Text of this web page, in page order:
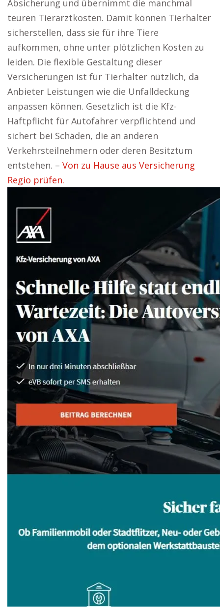
Absicherung und übernimmt die manchmal
teuren Tierarztkosten. Damit können Tierhalter
sicherstellen, dass sie für ihre Tiere
aufkommen, ohne unter plötzlichen Kosten zu
leiden. Die flexible Gestaltung dieser
Versicherungen ist für Tierhalter nützlich, da
Anbieter Leistungen wie die Unfalldeckung
anpassen können. Gesetzlich ist die Kfz-
Haftpflicht für Autofahrer verpflichtend und
sichert bei Schäden, die an anderen
Verkehrsteilnehmern oder deren Besitztum
entstehen. – Von zu Hause aus Versicherung
Regio prüfen.